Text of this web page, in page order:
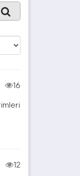
16
12